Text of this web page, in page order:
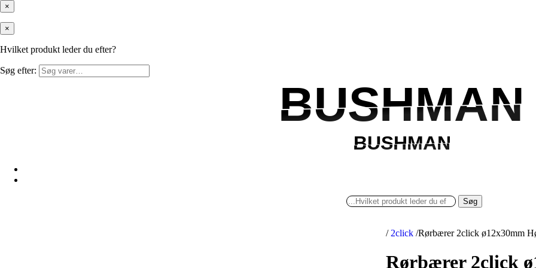
×
×
Hvilket produkt leder du efter?
Søg efter:
BUSHMAN
BUSHMAN
BUSHMAN
BUSHMAN
Søg
/ 2click /Rørbærer 2click ø12x30mm
Rørbærer 2click